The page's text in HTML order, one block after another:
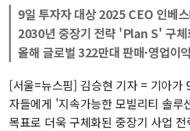
9일 투자자 대상 2025 CEO 인베
2030년 중장기 전략 'Plan S' 구체
올해 글로벌 322만대 판매·영업이
[서울=뉴스핌] 김승현 기자 = 기아
자들에게 '지속가능한 모빌리티 솔
목표로 더욱 구체화된 중장기 사업